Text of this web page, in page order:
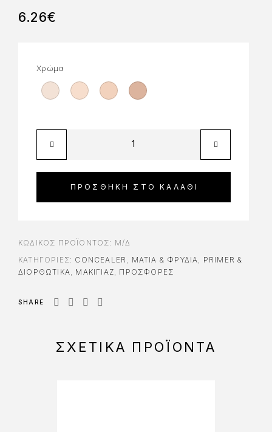
6.26€
Χρώμα
ΠΡΟΣΘΉΚΗ ΣΤΟ ΚΑΛΆΘΙ
ΚΩΔΙΚΌΣ ΠΡΟΪΌΝΤΟΣ: Μ/Δ
ΚΑΤΗΓΟΡΊΕΣ: CONCEALER ΜΆΤΙΑ & ΦΡΎΔΙΑ
PRIMER &
ΔΙΟΡΘΩΤΙΚΆ
ΜΑΚΙΓΙΑΖ ΠΡΟΣΦΟΡΈΣ
SHARE
ΣΧΕΤΙΚΆ ΠΡΟΪΌΝΤΑ